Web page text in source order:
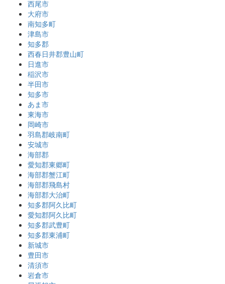
西尾市
大府市
南知多町
津島市
知多郡
西春日井郡豊山町
日進市
稲沢市
半田市
知多市
あま市
東海市
岡崎市
羽島郡岐南町
安城市
海部郡
愛知郡東郷町
海部郡蟹江町
海部郡飛島村
海部郡大治町
知多郡阿久比町
愛知郡阿久比町
知多郡武豊町
知多郡東浦町
新城市
豊田市
清須市
岩倉市